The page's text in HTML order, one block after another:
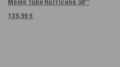
Mesle Tube Hurricane 58''
139,99 €